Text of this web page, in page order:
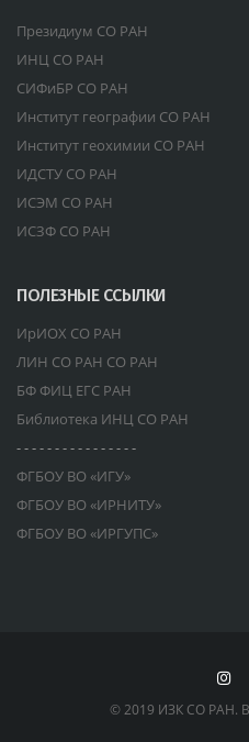
Президиум СО РАН
ИНЦ СО РАН
СИФиБР СО РАН
Институт географии СО РАН
Институт геохимии СО РАН
ИДСТУ СО РАН
ИСЭМ СО РАН
ИСЗФ СО РАН
ПОЛЕЗНЫЕ ССЫЛКИ
ИрИОХ СО РАН
ЛИН СО РАН СО РАН
БФ ФИЦ ЕГС РАН
Библиотека ИНЦ СО РАН
- - - - - - - - - - - - - - - -
ФГБОУ ВО «ИГУ»
ФГБОУ ВО «ИРНИТУ»
ФГБОУ ВО «ИРГУПС»
© 2019 ИЗК СО РАН.